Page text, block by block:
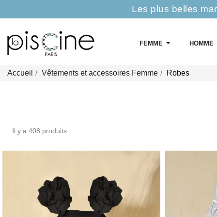
Les plus belles
FEMME HOMME
Accueil Vêtements et accessoires Femme Robes
Il y a 408 produits.